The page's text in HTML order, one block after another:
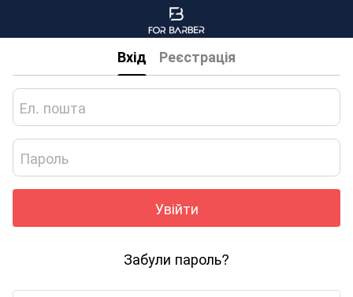
Вхід Реєстрація
Увійти
Забули пароль?